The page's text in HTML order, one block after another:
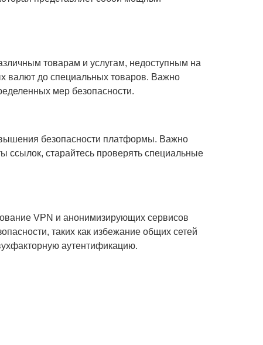
товарам и услугам, недоступным на
валют до специальных товаров. Важно
мер безопасности.
безопасности платформы. Важно
ссылок, старайтесь проверять специальные
VPN и анонимизирующих сервисов
таких как избежание общих сетей
аутентификацию.